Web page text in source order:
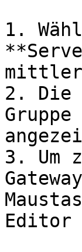
1.
2. Die
3. Um
Editor